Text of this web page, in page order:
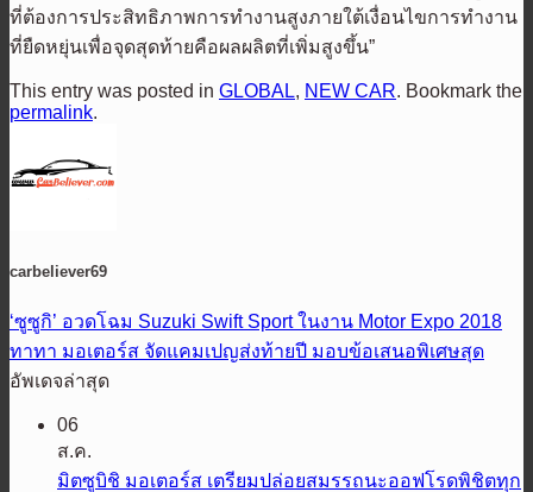
ที่ต้องการประสิทธิภาพการทำงานสูงภายใต้เงื่อนไขการทำงาน
ที่ยืดหยุ่นเพื่อจุดสุดท้ายคือผลผลิตที่เพิ่มสูงขึ้น”
This entry was posted in GLOBAL, NEW CAR. Bookmark the
permalink.
carbeliever69
‘ซูซูกิ’ อวดโฉม Suzuki Swift Sport ในงาน Motor Expo 2018
ทาทา มอเตอร์ส จัดแคมเปญส่งท้ายปี มอบข้อเสนอพิเศษสุด
อัพเดจล่าสุด
06
ส.ค.
มิตซูบิชิ มอเตอร์ส เตรียมปล่อยสมรรถนะออฟโรดพิชิตทุก